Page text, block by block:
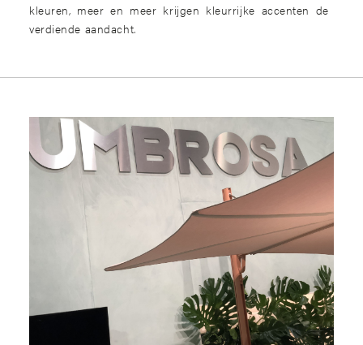
kleuren, meer en meer krijgen kleurrijke accenten de
verdiende aandacht.